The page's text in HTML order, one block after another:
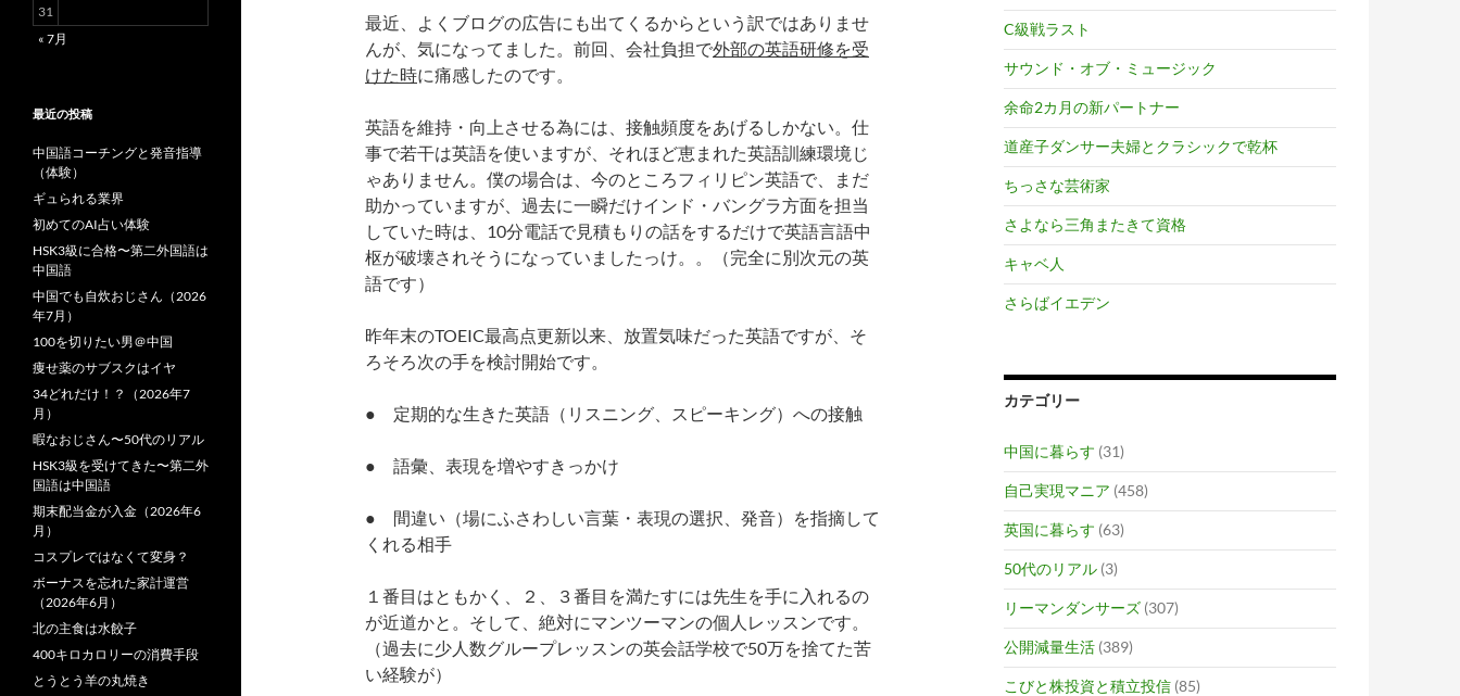
最近、よくブログの広告にも出てくるからという訳ではありませ
んが、気になってました。 前回、会社負担で外部の英語研修を受
けた時に痛感したのです。
英語を維持・向上させる為には、接触頻度をあげるしかない。 仕
事で若干は英語を使いますが、それほど恵まれた英語訓練環境じ
ゃありません。 僕の場合は、今のところフィリピン英語で、まだ
助かっていますが、 過去に一瞬だけインド・バングラ方面を担当
していた時は、 10分電話で見積もりの話をするだけで英語言語中
枢が破壊されそうになっていましたっけ。。（完全に別次元の英
語です）
昨年末のTOEIC最高点更新以来、放置気味だった英語ですが、そ
ろそろ次の手を検討開始です。
● 定期的な生きた英語（リスニング、スピーキング）への接触
● 語彙、表現を増やすきっかけ
● 間違い（場にふさわしい言葉・表現の選択、発音）を指摘して
くれる相手
１番目はともかく、２、３番目を満たすには先生を手に入れるの
が近道かと。 そして、絶対にマンツーマンの個人レッスンです。
（過去に少人数グループレッスンの英会話学校で50万を捨てた苦
い経験が）
C級戦ラスト
サウンド・オブ・ミュージック
余命2カ月の新パートナー
道産子ダンサー夫婦とクラシックで乾杯
ちっさな芸術家
さよなら三角またきて資格
キャベ人
さらばイエデン
カテゴリー
中国に暮らす (31)
自己実現マニア (458)
英国に暮らす (63)
50代のリアル (3)
リーマンダンサーズ (307)
公開減量生活 (389)
こびと株投資と積立投信 (85)
31
« 7月
最近の投稿
中国語コーチングと発音指導
（体験）
ギュられる業界
初めてのAI占い体験
HSK3級に合格〜第二外国語は
中国語
中国でも自炊おじさん（2026
年7月）
100を切りたい男＠中国
痩せ薬のサブスクはイヤ
34どれだけ！？（2026年7
月）
暇なおじさん〜50代のリアル
HSK3級を受けてきた〜第二外
国語は中国語
期末配当金が入金（2026年6
月）
コスプレではなくて変身？
ボーナスを忘れた家計運営
（2026年6月）
北の主食は水餃子
400キロカロリーの消費手段
とうとう羊の丸焼き